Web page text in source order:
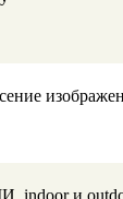
indoor и